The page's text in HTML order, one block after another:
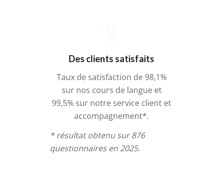
Des clients satisfaits
Taux de satisfaction de 98,1%
sur nos cours de langue et
99,5% sur notre service client et
accompagnement*.
* résultat obtenu sur 876
questionnaires en 2025.